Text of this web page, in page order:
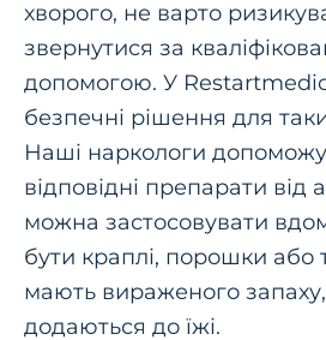
хворого, не варто
звернутися за
допомогою. У
безпечні рішення для
Наші наркологи
відповідні препарати від
можна застосовувати
бути краплі, порошки або
мають вираженого
додаються до їжі.